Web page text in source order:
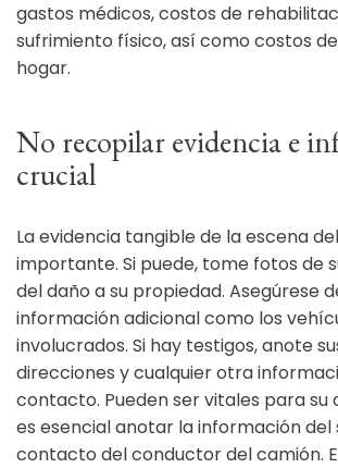
gastos médicos, costos de
sufrimiento físico, así como costos
hogar.
No recopilar evidencia e
crucial
La evidencia tangible de la escena
importante. Si puede, tome fotos de
del daño a su propiedad. Asegúrese
información adicional como los
involucrados. Si hay testigos, anote
direcciones y cualquier otra
contacto. Pueden ser vitales para su
es esencial anotar la información del
contacto del conductor del camión.